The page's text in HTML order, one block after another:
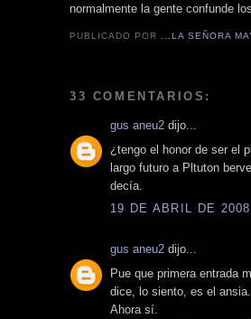
normalmente la gente confunde
PUBLICADO POR ...LA SEÑORA
33 COMENTARIOS:
gus aneu2 dijo...
¿tengo el honor de ser el
largo futuro a Pltuton
decía.
19 DE ABRIL DE
gus aneu2 dijo...
Pue que primera entrada
dice, lo siento, es el ansia.
Ahora sí.